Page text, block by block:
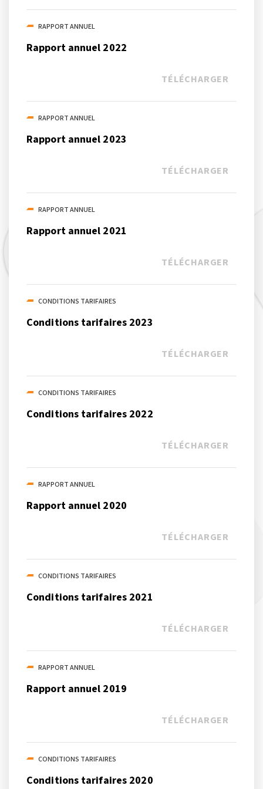
RAPPORT ANNUEL
Rapport annuel 2022
TÉLÉCHARGER
RAPPORT ANNUEL
Rapport annuel 2023
TÉLÉCHARGER
RAPPORT ANNUEL
Rapport annuel 2021
TÉLÉCHARGER
CONDITIONS TARIFAIRES
Conditions tarifaires 2023
TÉLÉCHARGER
CONDITIONS TARIFAIRES
Conditions tarifaires 2022
TÉLÉCHARGER
RAPPORT ANNUEL
Rapport annuel 2020
TÉLÉCHARGER
CONDITIONS TARIFAIRES
Conditions tarifaires 2021
TÉLÉCHARGER
RAPPORT ANNUEL
Rapport annuel 2019
TÉLÉCHARGER
CONDITIONS TARIFAIRES
Conditions tarifaires 2020